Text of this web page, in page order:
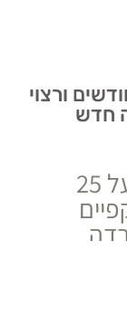
ורצוי
חדש
4 אופטומטריסטים. מעל 25